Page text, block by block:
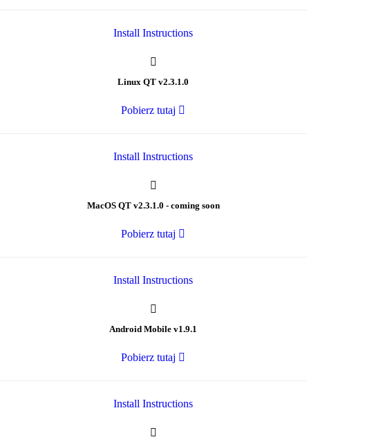
Install Instructions
Linux QT v2.3.1.0
Pobierz tutaj
Install Instructions
MacOS QT v2.3.1.0 - coming soon
Pobierz tutaj
Install Instructions
Android Mobile v1.9.1
Pobierz tutaj
Install Instructions